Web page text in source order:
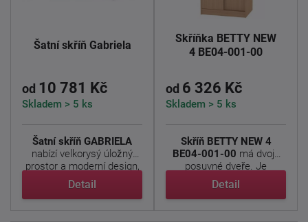
Šatní skříň Gabriela
od 10 781 Kč
Skladem > 5 ks
Šatní skříň GABRIELA
nabízí velkorysý úložný
prostor a moderní design,
...
Detail
Skříňka BETTY NEW
4 BE04-001-00
od 6 326 Kč
Skladem > 5 ks
Skříň BETTY NEW 4
BE04-001-00 má dvoje
posuvné dveře. Je
vyrobena z ...
Detail